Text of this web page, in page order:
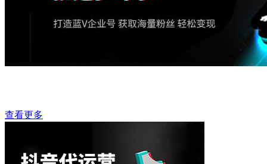
查看更多